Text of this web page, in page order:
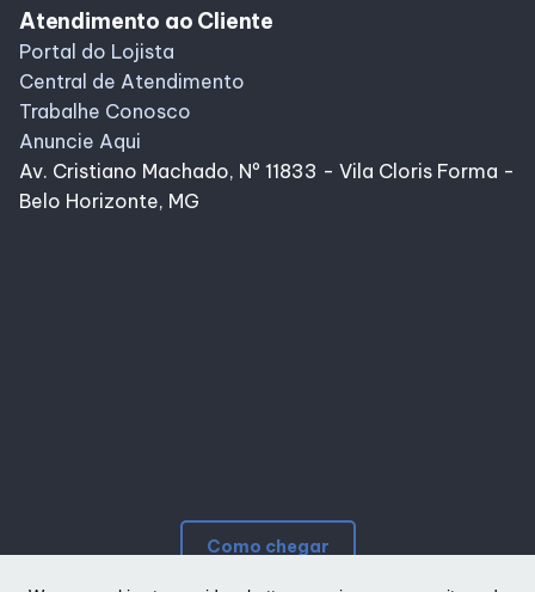
Atendimento ao Cliente
Portal do Lojista
Central de Atendimento
Trabalhe Conosco
Anuncie Aqui
Av. Cristiano Machado, Nº 11833 - Vila Cloris Forma -
Belo Horizonte, MG
Como chegar